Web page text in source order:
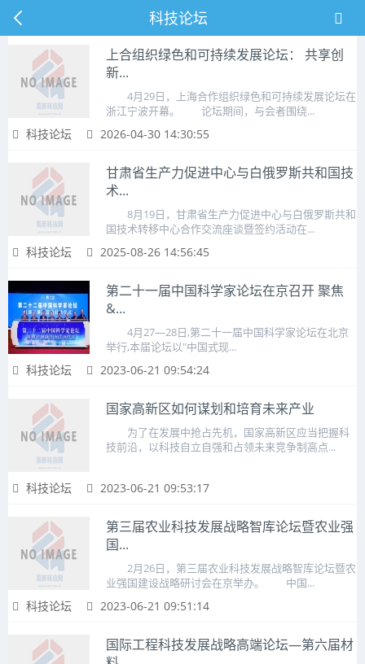
科技论坛
上合组织绿色和可持续发展论坛： 共享创
新...
4月29日，上海合作组织绿色和可持续发展论坛在
浙江宁波开幕。 论坛期间，与会者围绕...
科技论坛 2026-04-30 14:30:55
甘肃省生产力促进中心与白俄罗斯共和国技
术...
8月19日，甘肃省生产力促进中心与白俄罗斯共和
国技术转移中心合作交流座谈暨签约活动在...
科技论坛 2025-08-26 14:56:45
第二十一届中国科学家论坛在京召开 聚焦
&...
4月27—28日,第二十一届中国科学家论坛在北京
举行,本届论坛以"中国式现...
科技论坛 2023-06-21 09:54:24
国家高新区如何谋划和培育未来产业
为了在发展中抢占先机，国家高新区应当把握科
技前沿，以科技自立自强和占领未来竞争制高点...
科技论坛 2023-06-21 09:53:17
第三届农业科技发展战略智库论坛暨农业强
国...
2月26日，第三届农业科技发展战略智库论坛暨农
业强国建设战略研讨会在京举办。 中国...
科技论坛 2023-06-21 09:51:14
国际工程科技发展战略高端论坛—第六届材